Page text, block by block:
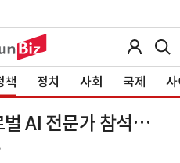
책 정치 사회 국제 사
AI 전문가 참석…